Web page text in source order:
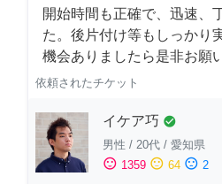
開始時間も正確で、迅速、
た。後片付け等もしっかり
機会ありましたら是非お願
依頼されたチケット
イケア巧 check_circle
男性 / 20代 / 愛知県
sentiment_satisfied 1359 sentiment_neutral 64 sentiment_dissatisfied 2